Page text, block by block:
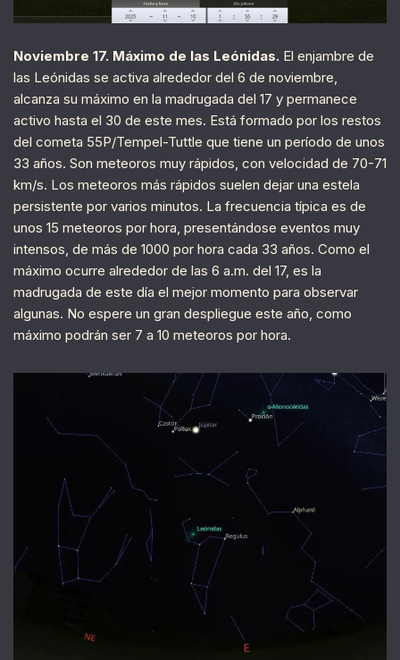
Noviembre 17. Máximo de las Leónidas. El enjambre de
las Leónidas se activa alrededor del 6 de noviembre,
alcanza su máximo en la madrugada del 17 y permanece
activo hasta el 30 de este mes. Está formado por los restos
del cometa 55P/Tempel-Tuttle que tiene un período de unos
33 años. Son meteoros muy rápidos, con velocidad de 70-71
km/s. Los meteoros más rápidos suelen dejar una estela
persistente por varios minutos. La frecuencia típica es de
unos 15 meteoros por hora, presentándose eventos muy
intensos, de más de 1000 por hora cada 33 años. Como el
máximo ocurre alrededor de las 6 a.m. del 17, es la
madrugada de este día el mejor momento para observar
algunas. No espere un gran despliegue este año, como
máximo podrán ser 7 a 10 meteoros por hora.